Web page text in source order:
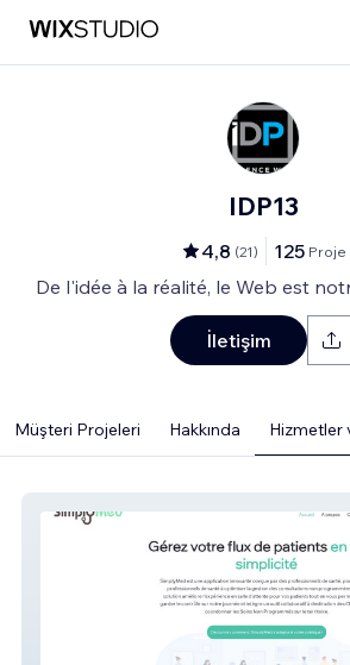
IDP13
4,8 (21) 125 Proje
De l'idée à la réalité, le Web est
İletişim
Müşteri Projeleri Hakkında Hizmetler